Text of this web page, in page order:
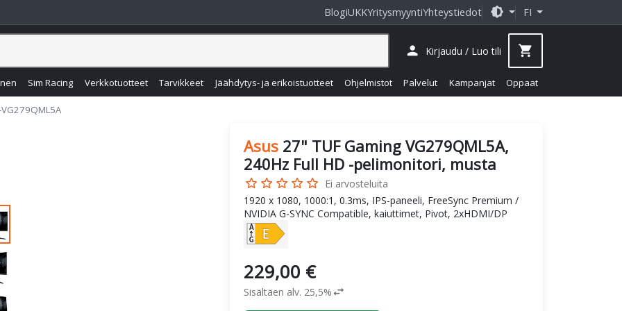
BlogiUKKYritysmyyntiYhteystiedot brightness_medium FI
Sim Racing Verkkotuotteet Tarvikkeet Jäähdytys- ja erikoistuotteet Ohjelmistot Palvelut Kampanjat Oppaat
person Kirjaudu / Luo tili shopping_cart
VG279QML5A
Asus 27" TUF Gaming VG279QML5A,
240Hz Full HD -pelimonitori, musta
star_border star_border star_border star_border star_border Ei arvosteluita
1920 x 1080, 1000:1, 0.3ms, IPS-paneeli, FreeSync Premium /
NVIDIA G-SYNC Compatible, kaiuttimet, Pivot, 2xHDMI/DP
229,00 €
Sisältäen alv. 25,5%swap_horiz